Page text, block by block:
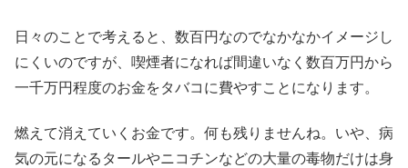
日々のことで考えると、数百円なのでなかなかイメージし
にくいのですが、喫煙者になれば間違いなく数百万円から
一千万円程度のお金をタバコに費やすことになります。
燃えて消えていくお金です。何も残りませんね。いや、病
気の元になるタールやニコチンなどの大量の毒物だけは身